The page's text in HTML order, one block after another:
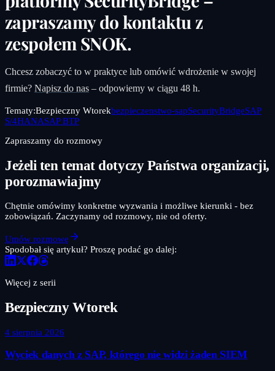
zapraszamy do kontaktu z
zespołem SNOK.
Chcesz zobaczyć to w praktyce lub omówić wdrożenie w swojej
firmie? Napisz do nas – odpowiemy w ciągu 48 h.
Tematy:Bezpieczny Wtorekbezpieczenstwo-sapSecurityBridgeSAP
S/4HANASAP BTP
Zapraszamy do rozmowy
Jeżeli ten temat dotyczy Państwa organizacji,
porozmawiajmy
Chętnie omówimy konkretne wyzwania i możliwe kierunki - bez
zobowiązań. Zaczynamy od rozmowy, nie od oferty.
Umów rozmowę
Spodobał się artykuł? Proszę podać go dalej:
Więcej z serii
Bezpieczny Wtorek
4 sierpnia 2026
Wyciek danych z SAP, którego nie widzi żaden SIEM